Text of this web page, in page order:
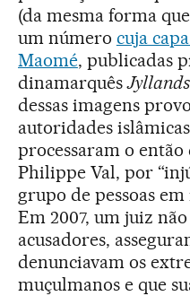
(da mesma forma
um número cuja
Maomé, publicadas
dinamarquês
dessas imagens
autoridades
processaram o
Philippe Val, por
grupo de pessoas
Em 2007, um juiz
acusadores,
denunciavam os
muçulmanos e que